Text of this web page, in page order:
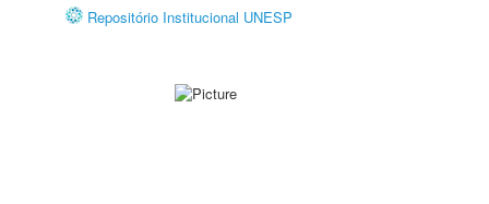
Repositório Institucional UNESP